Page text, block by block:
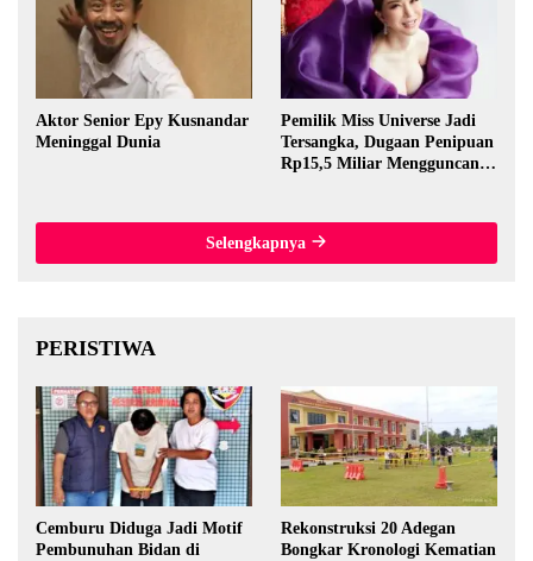
Aktor Senior Epy Kusnandar
Meninggal Dunia
Pemilik Miss Universe Jadi
Tersangka, Dugaan Penipuan
Rp15,5 Miliar Mengguncang
Selengkapnya
PERISTIWA
Cemburu Diduga Jadi Motif
Pembunuhan Bidan di
Rekonstruksi 20 Adegan
Bongkar Kronologi Kematian